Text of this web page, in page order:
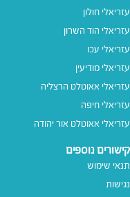
עזריאלי חולון
עזריאלי הוד השרון
עזריאלי עכו
עזריאלי מודיעין
עזריאלי אאוטלט הרצליה
עזריאלי חיפה
עזריאלי אאוטלט אור יהודה
קישורים נוספים
תנאי שימוש
נגישות